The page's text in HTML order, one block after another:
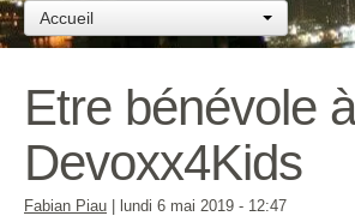
Accueil
Etre bénévole à
Devoxx4Kids
Fabian Piau lundi 6 mai 2019 - 12:47